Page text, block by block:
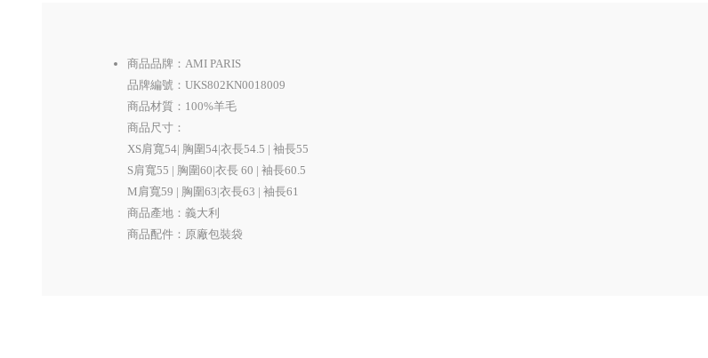
商品品牌：AMI PARIS
品牌編號：UKS802KN0018009
商品材質：100%羊毛
商品尺寸：
XS肩寬54| 胸圍54|衣長54.5 | 袖長55
S肩寬55 | 胸圍60|衣長 60 | 袖長60.5
M肩寬59 | 胸圍63|衣長63 | 袖長61
商品產地：義大利
商品配件：原廠包裝袋